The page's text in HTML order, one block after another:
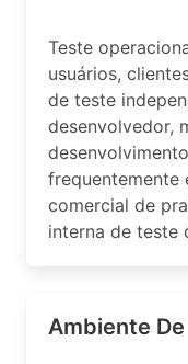
Teste
usuários,
de teste
desenvolvedor,
frequentemente
comercial de
interna de teste
Ambiente